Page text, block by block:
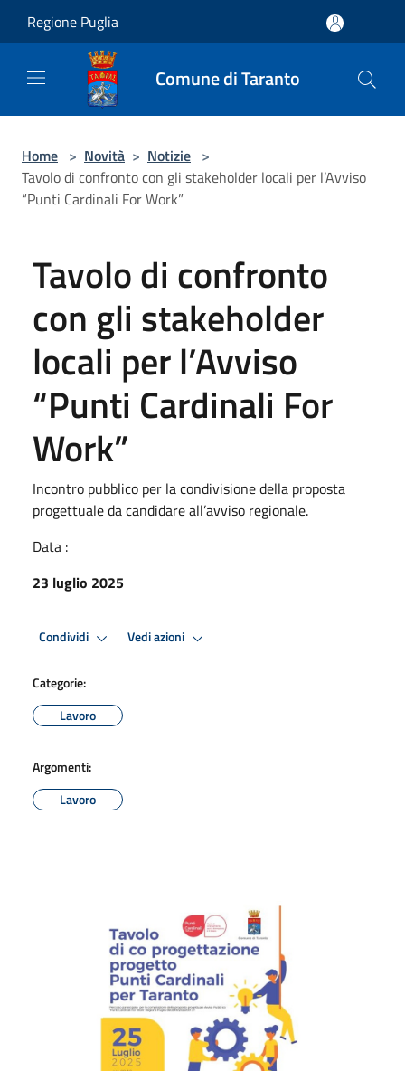
Regione Puglia
Comune di Taranto
Home > Novità > Notizie >
Tavolo di confronto con gli stakeholder locali per l’Avviso
“Punti Cardinali For Work”
Tavolo di confronto
con gli stakeholder
locali per l’Avviso
“Punti Cardinali For
Work”
Incontro pubblico per la condivisione della proposta
progettuale da candidare all’avviso regionale.
Data :
23 luglio 2025
Condividi Vedi azioni
Categorie:
Lavoro
Argomenti:
Lavoro